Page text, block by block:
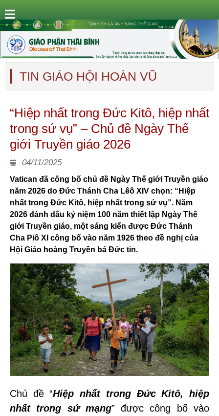
TIN GIÁO HỘI HOÀN VŨ
“Hiệp nhất trong Đức Kitô, hiệp nhất
trong sứ vụ” – Chủ đề Ngày Thế
giới Truyền giáo 2026
04/11/2025
Vatican đã công bố chủ đề Ngày Thế giới Truyền giáo
năm 2026 do Đức Thánh Cha Lêô XIV chọn: “Hiệp
nhất trong Đức Kitô, hiệp nhất trong sứ vụ”. Năm
2026 đánh dấu kỷ niệm 100 năm thiết lập Ngày Thế
giới Truyền giáo, một sáng kiến được Đức Thánh
Cha Piô XI công bố vào năm 1926 theo đề nghị của
Hội Giáo hoàng Truyền bá Đức tin.
Chủ đề “Hiệp nhất trong Đức Kitô, hiệp
nhất trong sứ mạng” được công bố vào